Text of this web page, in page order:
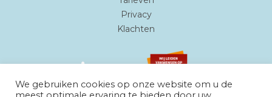
Privacy
Klachten
We gebruiken cookies op onze website om u de